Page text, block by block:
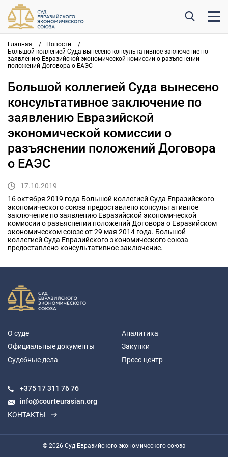
Главная / Новости
/
Большой коллегией Суда вынесено консультативное заключение по
заявлению Евразийской экономической комиссии о разъяснении
положений Договора о ЕАЭС
Большой коллегией Суда вынесено
консультативное заключение по
заявлению Евразийской
экономической комиссии о
разъяснении положений Договора
о ЕАЭС
17.10.2019
16 октября 2019 года Большой коллегией Суда Евразийского
экономического союза предоставлено консультативное
заключение по заявлению Евразийской экономической
комиссии о разъяснении положений Договора о Евразийском
экономическом союзе от 29 мая 2014 года. Большой
коллегией Суда Евразийского экономического союза
предоставлено консультативное заключение.
О суде
Официальные документы
Судебные дела
Аналитика
Закупки
Пресс-центр
+375 17311 76 76
info@courteurasian.org
КОНТАКТЫ
© 2026 Суд Евразийского экономического союза